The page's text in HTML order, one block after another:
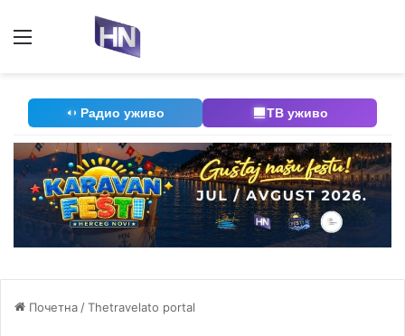
Радио уживо ТВ уживо
Почетна /Thetravelato portal